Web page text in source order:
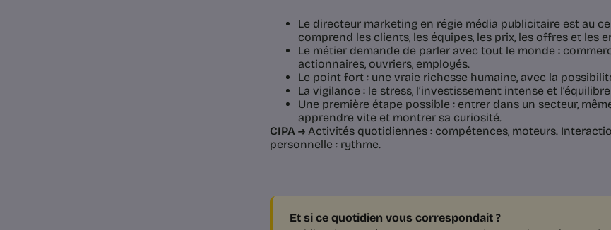
Le directeur marketing en régie média publicitaire est au
comprend les clients, les équipes, les prix, les offres et les
Le métier demande de parler avec tout le monde :
actionnaires, ouvriers, employés.
Le point fort : une vraie richesse humaine, avec la
La vigilance : le stress, l’investissement intense et
Une première étape possible : entrer dans un secteur,
apprendre vite et montrer sa curiosité.
CIPA → Activités quotidiennes : compétences, moteurs.
personnelle : rythme.
Et si ce quotidien vous correspondait ?